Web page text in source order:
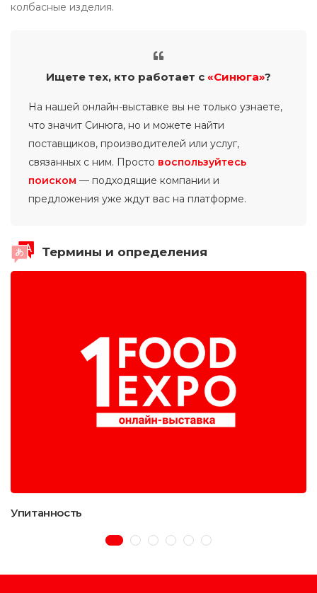
колбасные изделия.
Ищете тех, кто работает с «Синюга»?
На нашей онлайн-выставке вы не только узнаете,
что значит Синюга, но и можете найти
поставщиков, производителей или услуг,
связанных с ним. Просто воспользуйтесь
поиском — подходящие компании и
предложения уже ждут вас на платформе.
Термины и определения
Упитанность